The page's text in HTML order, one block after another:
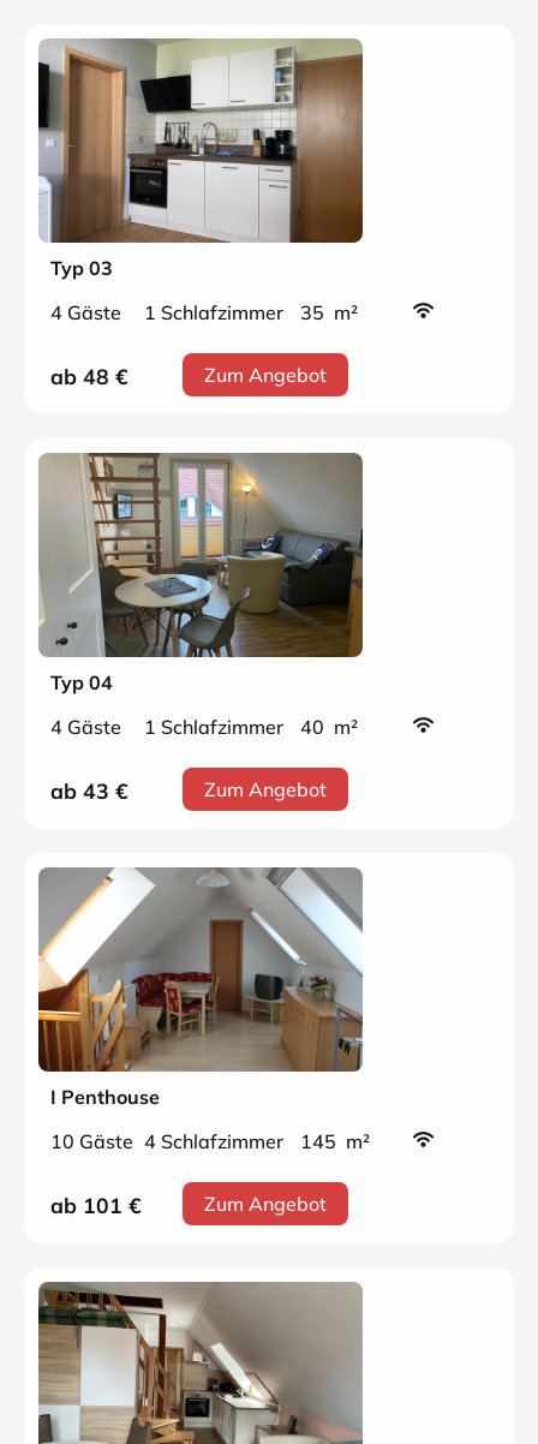
Typ 03
4 Gäste
1 Schlafzimmer 35 m²
ab 48 € Zum Angebot
Typ 04
4 Gäste
1 Schlafzimmer 40 m²
ab 43 € Zum Angebot
I Penthouse
10 Gäste 4 Schlafzimmer 145 m²
ab 101 € Zum Angebot